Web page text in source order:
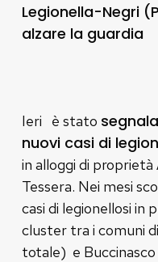
Legionella-Negri
alzare la guardia
Ieri è stato
nuovi casi di
in alloggi di
Tessera. Nei mesi
casi di legionellosi in
cluster tra i comuni
totale) e Buccinasco